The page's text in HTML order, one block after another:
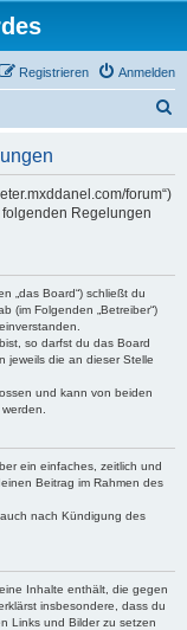
Anmelden
Registrieren
forum“)
Regelungen
„das Board“) schließt du
(im Folgenden „Betreiber“)
so darfst du das Board
jeweils die an dieser Stelle
und kann von beiden
ein einfaches, zeitlich und
Beitrag im Rahmen des
nach Kündigung des
Inhalte enthält, die gegen
insbesondere, dass du
Links und Bilder zu setzen